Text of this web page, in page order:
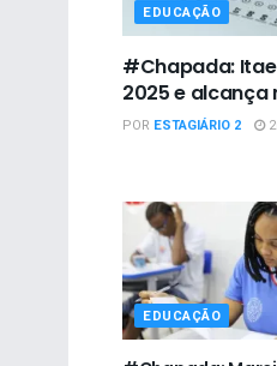
EDUCAÇÃO
#Chapada:
2025 e
POR ESTAGIÁRIO 2
EDUCAÇÃO